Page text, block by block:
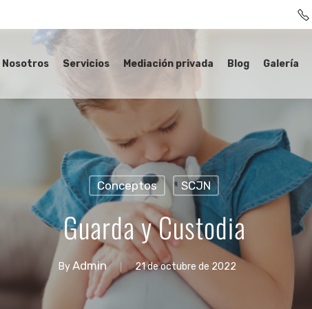
Nosotros Servicios Mediación privada Blog Galería
Conceptos SCJN
Guarda y Custodia
ByAdmin 21 de octubre de 2022